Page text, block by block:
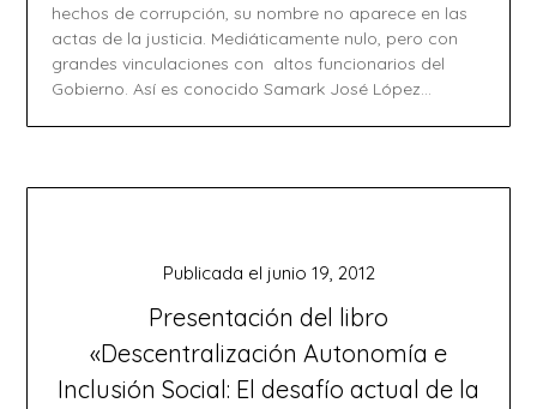
hechos de corrupción, su nombre no aparece en las
actas de la justicia. Mediáticamente nulo, pero con
grandes vinculaciones con altos funcionarios del
Gobierno. Así es conocido Samark José López…
Presentación del libro
«Descentralización Autonomía e
Inclusión Social: El desafío actual de la
Publicada el junio 19, 2012